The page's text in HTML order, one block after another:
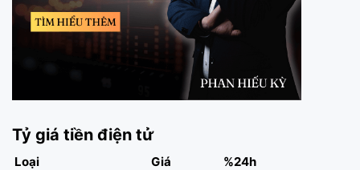
Tỷ giá tiền điện tử
Loại Giá %24h